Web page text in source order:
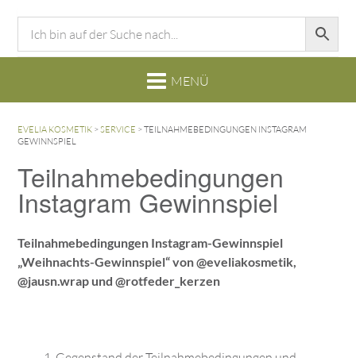
EVELIA KOSMETIK > SERVICE > TEILNAHMEBEDINGUNGEN INSTAGRAM
GEWINNSPIEL
Teilnahmebedingungen
Instagram Gewinnspiel
Teilnahmebedingungen Instagram-Gewinnspiel
„Weihnachts-Gewinnspiel“ von @eveliakosmetik,
@jausn.wrap und @rotfeder_kerzen